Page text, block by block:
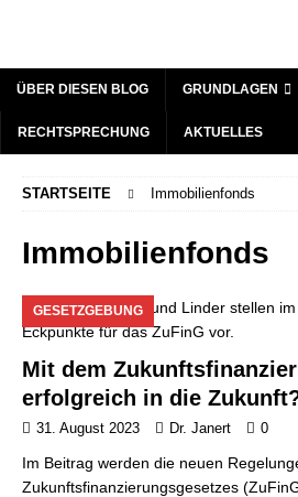
ÜBER DIESEN BLOG GRUNDLAGEN
RECHTSPRECHUNG AKTUELLES
STARTSEITE Immobilienfonds
Immobilienfonds
GESETZGEBUNG
Mit dem
erfolgreich in die
31. August 2023 Dr. Janert 0
Im Beitrag werden die neuen
Zukunftsfinanzierungsgesetzes